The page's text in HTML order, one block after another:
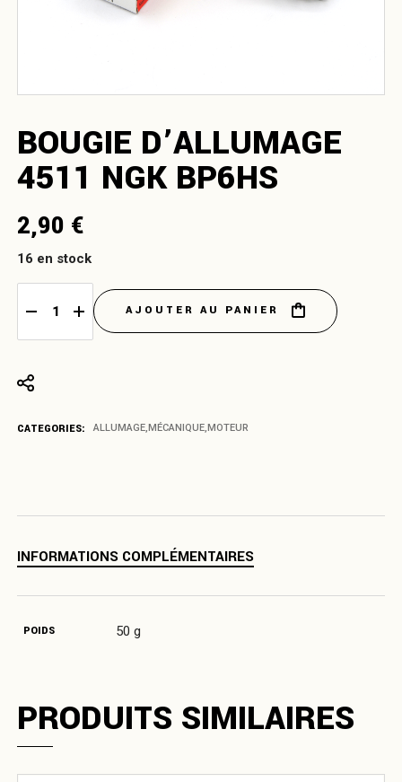
BOUGIE D’ALLUMAGE
4511 NGK BP6HS
2,90 €
16 en stock
Bougie d'allumage 4511 NGK BP6HS quantity
AJOUTER AU PANIER
CATEGORIES: ALLUMAGE, MÉCANIQUE, MOTEUR
INFORMATIONS COMPLÉMENTAIRES
POIDS 50 g
PRODUITS SIMILAIRES